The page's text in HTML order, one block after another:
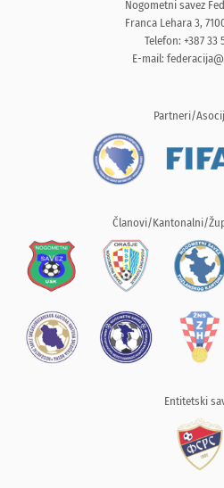
Nogometni savez
Franca Lehara 3,
Telefon: +387 33
E-mail:
Partneri/
Članovi/Kantonalni/
Entitetski